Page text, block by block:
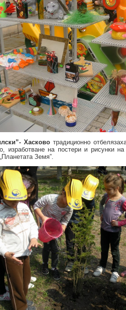
Хасковотрадиционно
изработване на постери и рисунки
Земя”.